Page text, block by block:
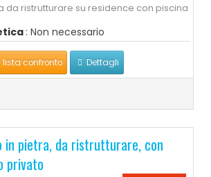
da ristrutturare su residence con piscina
: Non necessario
confronto Dettagli
in pietra, da ristrutturare, con
privato